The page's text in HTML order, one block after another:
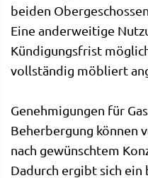
beiden
Eine anderweitige
Kündigungsfrist
vollständig möbliert
Genehmigungen für
Beherbergung können
nach gewünschtem
Dadurch ergibt sich ein